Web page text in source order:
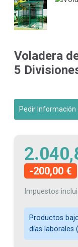
Voladera
5
Pedir Información
-200,00 €
Impuestos
Productos
días laborales